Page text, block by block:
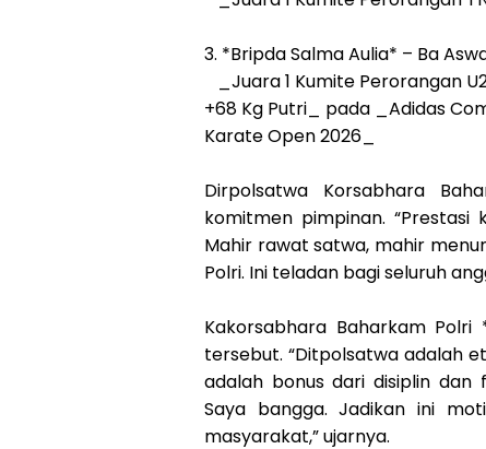
3. *Bripda Salma Aulia* – Ba
_Juara 1 Kumite Perorangan
+68 Kg Putri_ pada _Adidas
Karate Open 2026_
Dirpolsatwa Korsabhara
komitmen pimpinan.
Mahir rawat satwa, mahir
Polri. Ini teladan bagi seluruh
Kakorsabhara Baharkam Polri
tersebut. “Ditpolsatwa adalah
adalah bonus dari disiplin dan
Saya bangga. Jadikan ini
masyarakat,” ujarnya.